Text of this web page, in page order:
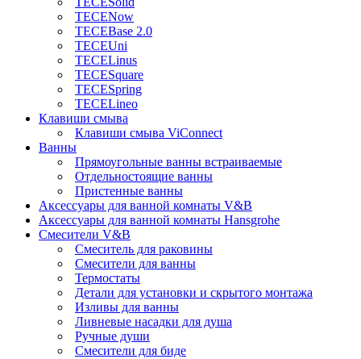
TECENow
TECEBase 2.0
TECEUni
TECELinus
TECESquare
TECESpring
TECELineo
Клавиши смыва
Клавиши смыва ViConnect
Ванны
Прямоугольные ванны встраиваемые
Отдельностоящие ванны
Пристенные ванны
Аксессуары для ванной комнаты V&B
Аксессуары для ванной комнаты Hansgrohe
Смесители V&B
Смеситель для раковины
Смесители для ванны
Термостаты
Детали для установки и скрытого монтажа
Изливы для ванны
Ливневые насадки для душа
Ручные души
Смесители для биде